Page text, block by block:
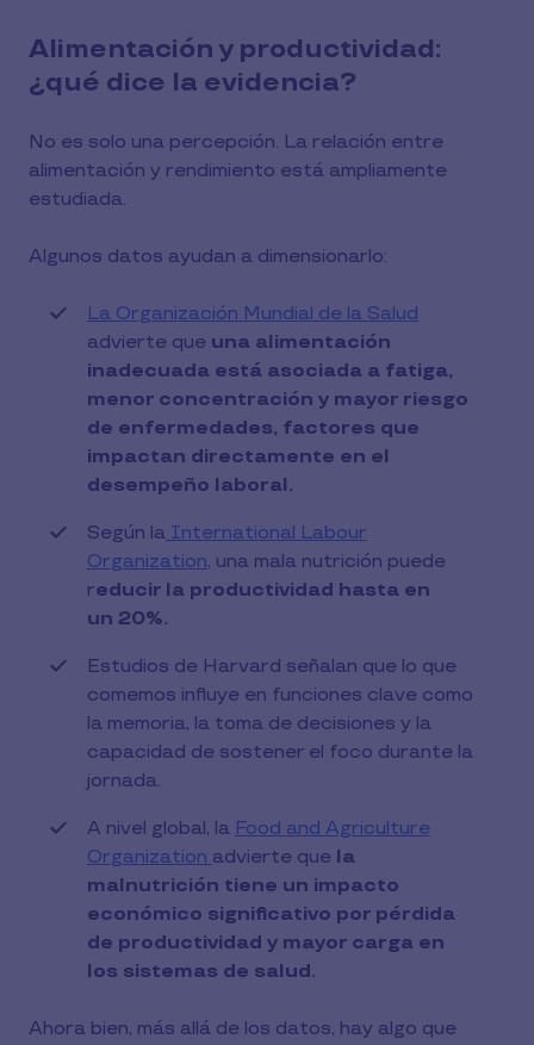
Alimentación y productividad:
¿qué dice la evidencia?
No es solo una percepción. La relación entre
alimentación y rendimiento está ampliamente
estudiada.
Algunos datos ayudan a dimensionarlo:
La Organización Mundial de la Salud
advierte que una alimentación
inadecuada está asociada a fatiga,
menor concentración y mayor riesgo
de enfermedades, factores que
impactan directamente en el
desempeño laboral.
Según la International Labour
Organization, una mala nutrición puede
reducir la productividad hasta en
un 20%.
Estudios de Harvard señalan que lo que
comemos influye en funciones clave como
la memoria, la toma de decisiones y la
capacidad de sostener el foco durante la
jornada.
A nivel global, la Food and Agriculture
Organization advierte que la
malnutrición tiene un impacto
económico significativo por pérdida
de productividad y mayor carga en
los sistemas de salud.
Ahora bien, más allá de los datos, hay algo que